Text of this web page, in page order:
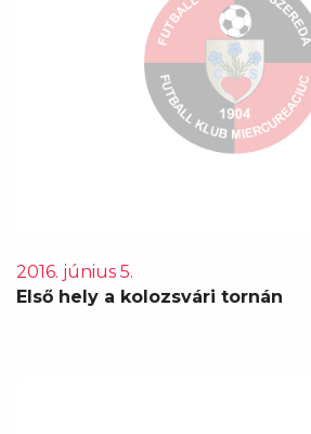
2016. június 5.
Első hely a kolozsvári tornán